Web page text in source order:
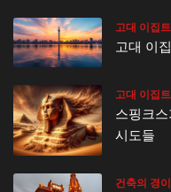
고대 이집
고대 이
고대 이집
스핑크
시도들
건축의 경